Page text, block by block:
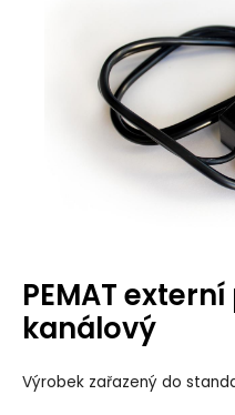
PEMAT
kanálový
Výrobek zařazený do